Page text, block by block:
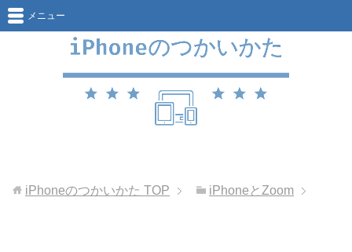
メニュー
iPhoneのつかいかた TOP iPhoneとZoom